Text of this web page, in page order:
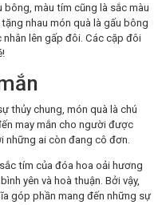
màu tím cũng là sắc màu
nhau món quà là gấu bông
lên gấp đôi. Các cặp đôi
thủy chung, món quà là chú
may mắn cho người được
những ai còn đang cô đơn.
tím của đóa hoa oải hương
yên và hoà thuận. Bởi vậy,
góp phần mang đến những sự